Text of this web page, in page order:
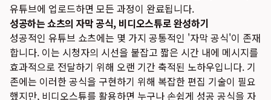
유튜브에 업로드하면 모든 과정이 완료됩니다.
성공하는 쇼츠의 자막 공식, 비디오스튜로 완성하기
성공적인 유튜브 쇼츠에는 몇 가지 공통적인 '자막 공식'이 존재
합니다. 이는 시청자의 시선을 붙잡고 짧은 시간 내에 메시지를
효과적으로 전달하기 위해 오랜 기간 축적된 노하우입니다. 기
존에는 이러한 공식을 구현하기 위해 복잡한 편집 기술이 필요
했지만, 비디오스튜를 활용하면 누구나 손쉽게 성공 공식을 자